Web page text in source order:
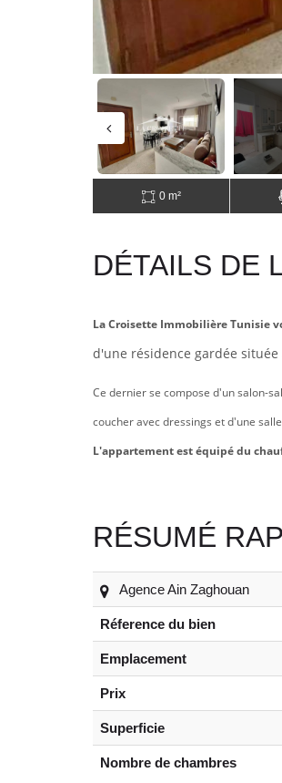
0 m²
DÉTAILS DE
La Croisette Immobilière Tunisie
d'une résidence gardée située
Ce dernier se compose d'un salon-
coucher avec dressings et d'une
L'appartement est équipé du
RÉSUMÉ
Agence Ain Zaghouan
Réference du bien
Emplacement
Prix
Superficie
Nombre de chambres